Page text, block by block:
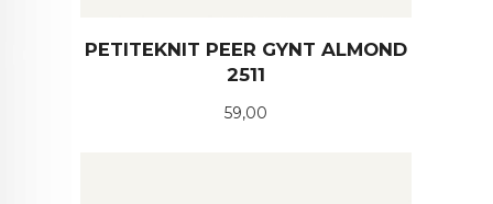
PETITEKNIT PEER GYNT ALMOND
2511
Pris
59,00